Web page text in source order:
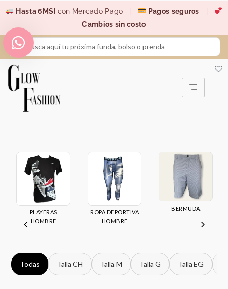
contenido
Hasta 6MSI con Mercado Pago | Pagos seguros
Cambios sin costo
Search
...
PLAYERAS
HOMBRE
ROPA DEPORTIVA
HOMBRE
BERMUDA
Todas Talla CH Talla M Talla G Talla EG